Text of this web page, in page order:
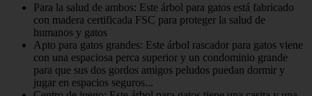
Para la salud de ambos: Este árbol para gatos está fabricado
con madera certificada FSC para proteger la salud de
humanos y gatos
Apto para gatos grandes: Este árbol rascador para gatos viene
con una espaciosa perca superior y un condominio grande
para que sus dos gordos amigos peludos puedan dormir y
jugar en espacios seguros...